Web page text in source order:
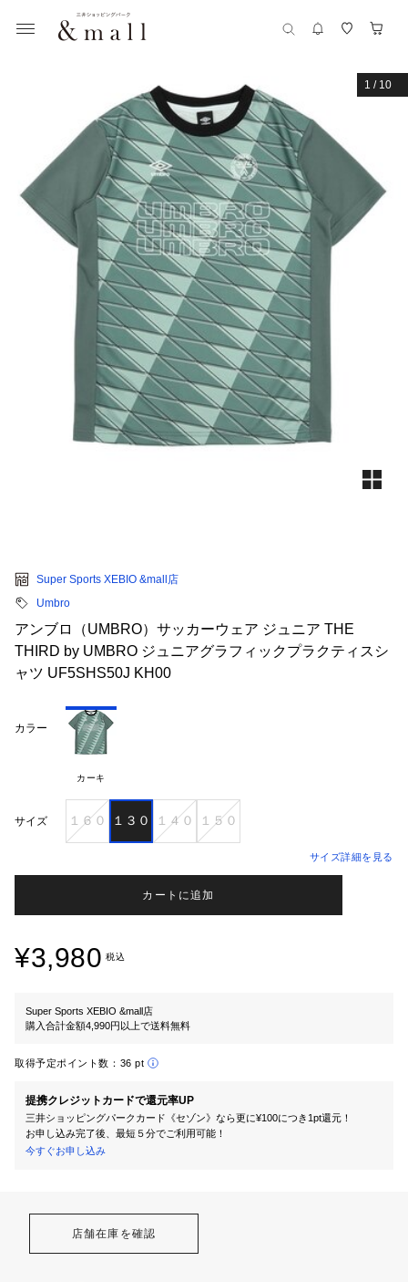
1 / 10
Super Sports XEBIO &mall店
Umbro
アンブロ（UMBRO）サッカーウェア ジュニア THE
THIRD by UMBRO ジュニアグラフィックプラクティスシ
ャツ UF5SHS50J KH00
カラー
カーキ
サイズ １６０ １３０ １４０ １５０
サイズ詳細を見る
カートに追加
¥3,980 税込
Super Sports XEBIO &mall店
購入合計金額4,990円以上で送料無料
取得予定ポイント数： 36 pt
提携クレジットカードで還元率UP
三井ショッピングパークカード《セゾン》なら更に¥100につき1pt還元！
お申し込み完了後、最短５分でご利用可能！
今すぐお申し込み
店舗在庫を確認